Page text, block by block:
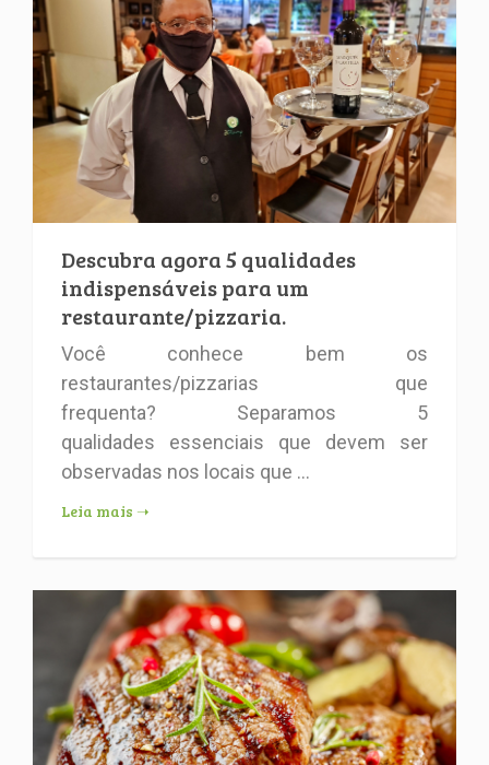
Descubra agora 5 qualidades
indispensáveis para um
restaurante/pizzaria.
Você conhece bem os
restaurantes/pizzarias que
frequenta? Separamos 5
qualidades essenciais que devem ser
observadas nos locais que ...
Leia mais ➝